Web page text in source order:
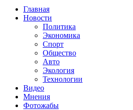
Главная
Новости
Политика
Экономика
Спорт
Общество
Авто
Экология
Технологии
Видео
Мнения
Фотожабы